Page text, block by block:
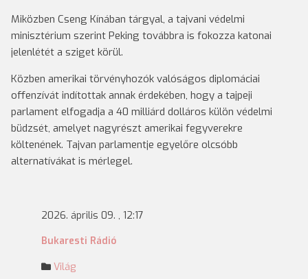
Miközben Cseng Kínában tárgyal, a tajvani védelmi
minisztérium szerint Peking továbbra is fokozza katonai
jelenlétét a sziget körül.
Közben amerikai törvényhozók valóságos diplomáciai
offenzívát indítottak annak érdekében, hogy a tajpeji
parlament elfogadja a 40 milliárd dolláros külön védelmi
büdzsét, amelyet nagyrészt amerikai fegyverekre
költenének. Tajvan parlamentje egyelőre olcsóbb
alternatívákat is mérlegel.
2026. április 09. , 12:17
Bukaresti Rádió
Világ